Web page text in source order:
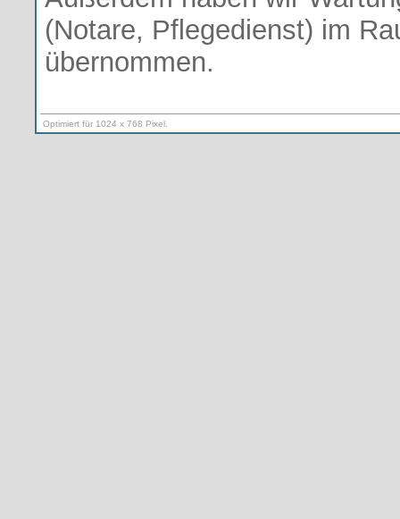
(Notare, Pflegedienst) im
übernommen.
Optimiert für 1024 x 768 Pixel.